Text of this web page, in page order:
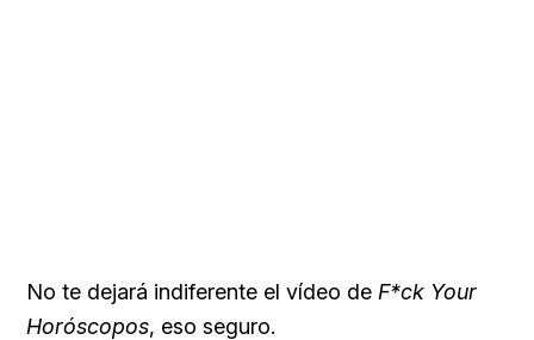
No te dejará indiferente el vídeo de F*ck Your
Horóscopos, eso seguro.